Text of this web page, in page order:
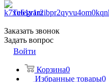
Telegram
Заказать звонок
Задать вопрос
Войти
Корзина0
Избранные товары0